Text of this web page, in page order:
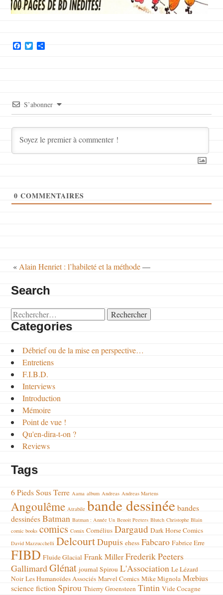
Facebook
Twitter
S’abonner
0 COMMENTAIRES
«Alain Henriet : l’habileté et la méthode—
Search
Rechercher :
Categories
Débrief ou de la mise en perspective…
Entretiens
F.I.B.D.
Interviews
Introduction
Mémoire
Point de vue !
Qu'en-dira-t-on ?
Reviews
Tags
6 Pieds Sous Terre Aama album Andreas Andreas Martens
Angoulême Atrabile bande dessinéebandes
dessinéesBatman Batman : Année Un Benoit Peeters Blutch Christophe Blain
comic books comics Comix Cornélius Dargaud Dark Horse Comics
David Mazzucchelli DelcourtDupuis ehess Fabcaro Fabrice Erre
FIBD Fluide Glacial Frank MillerFrederik Peeters
GallimardGlénat journal Spirou L'Association Le Lézard
Noir Les Humanoïdes Associés Marvel Comics Mike Mignola Mœbius
science fictionSpirou Thierry Groensteen Tintin Vide Cocagne